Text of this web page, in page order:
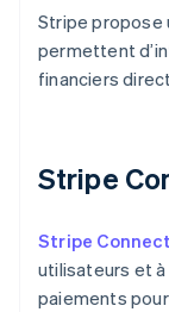
Stripe propose
permettent
financiers
Stripe
Stripe Connect
utilisateurs et
paiements